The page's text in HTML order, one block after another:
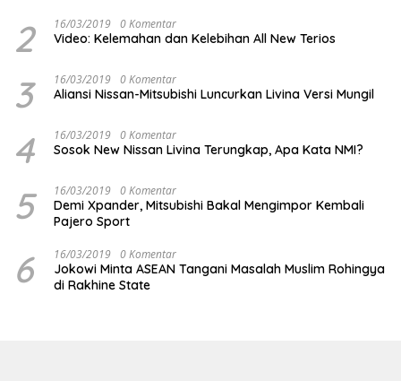
2 16/03/2019 0 Komentar
Video: Kelemahan dan Kelebihan All New Terios
3 16/03/2019 0 Komentar
Aliansi Nissan-Mitsubishi Luncurkan Livina Versi Mungil
4 16/03/2019 0 Komentar
Sosok New Nissan Livina Terungkap, Apa Kata NMI?
5 16/03/2019 0 Komentar
Demi Xpander, Mitsubishi Bakal Mengimpor Kembali
Pajero Sport
6 16/03/2019 0 Komentar
Jokowi Minta ASEAN Tangani Masalah Muslim Rohingya
di Rakhine State